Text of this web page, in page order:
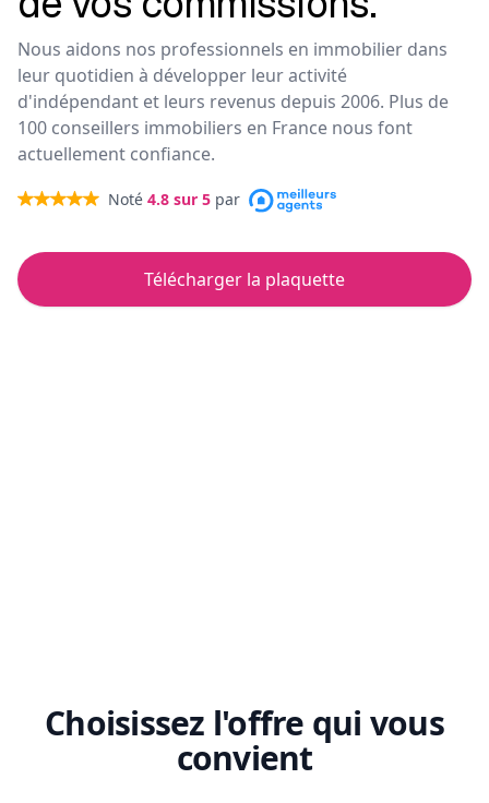
Nous aidons nos professionnels en immobilier dans
leur quotidien à développer leur activité
d'indépendant et leurs revenus depuis 2006. Plus de
100 conseillers immobiliers en France nous font
actuellement confiance.
Noté 4.8 sur 5 par
Télécharger la plaquette
Choisissez l'offre qui vous
convient